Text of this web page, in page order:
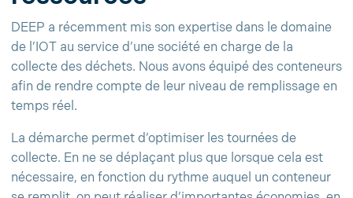
DEEP a récemment mis son expertise dans le domaine
de l’IOT au service d’une société en charge de la
collecte des déchets. Nous avons équipé des conteneurs
afin de rendre compte de leur niveau de remplissage en
temps réel.
La démarche permet d’optimiser les tournées de
collecte. En ne se déplaçant plus que lorsque cela est
nécessaire, en fonction du rythme auquel un conteneur